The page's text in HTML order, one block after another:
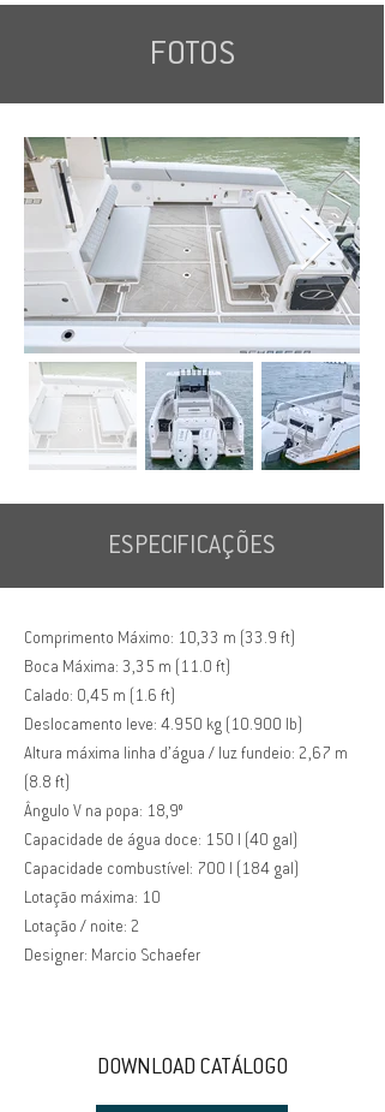
FOTOS
ESPECIFICAÇÕES
Comprimento Máximo: 10,33 m (33.9 ft)
Boca Máxima: 3,35 m (11.0 ft)
Calado: 0,45 m (1.6 ft)
Deslocamento leve: 4.950 kg (10.900 lb)
Altura máxima linha d’água / luz fundeio: 2,67 m
(8.8 ft)
Ângulo V na popa: 18,9°
Capacidade de água doce: 150 l (40 gal)
Capacidade combustível: 700 l (184 gal)
Lotação máxima: 10
Lotação / noite: 2
Designer: Marcio Schaefer
DOWNLOAD CATÁLOGO